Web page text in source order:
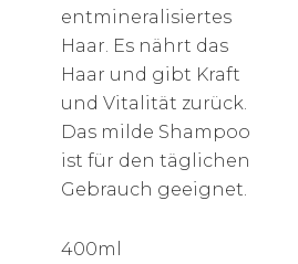
entmineralisiertes
Haar. Es nährt das
Haar und gibt Kraft
und Vitalität zurück.
Das milde Shampoo
ist für den täglichen
Gebrauch geeignet.
400ml